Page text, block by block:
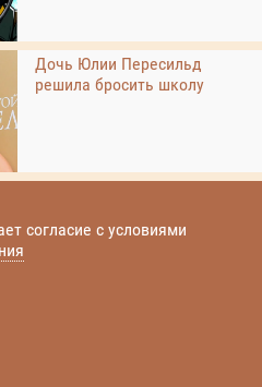
Дочь Юлии Пересильд
решила бросить школу
согласие с условиями